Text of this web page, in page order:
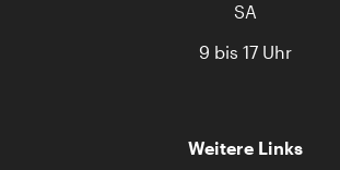
SA
9 bis 17 Uhr
Weitere Links